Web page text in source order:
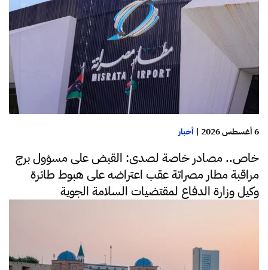
6 أغسطس 2026 | أخبار
خاص.. مصادر خاصة لصدى: القبض على مسؤول برج
مراقبة مطار مصراتة عقب اعتراضه على هبوط طائرة
وكيل وزارة الدفاع لمقتضيات السلامة الجوية